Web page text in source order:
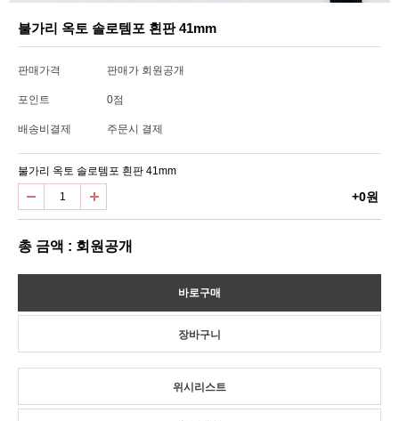
불가리 옥토 솔로템포 흰판 41mm
판매가격 판매가 회원공개
포인트 0점
배송비결제 주문시 결제
불가리 옥토 솔로템포 흰판 41mm
+0원
총 금액 : 회원공개
위시리스트